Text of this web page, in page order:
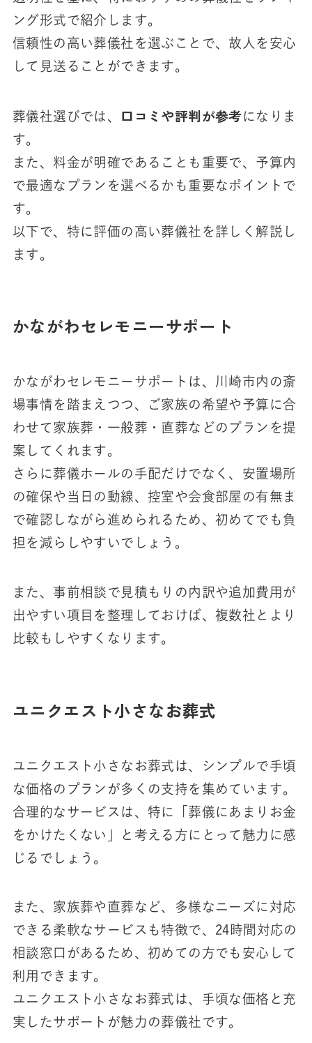
ング形式で紹介します。
信頼性の高い葬儀社を選ぶことで、故人を安心
して見送ることができます。
葬儀社選びでは、 口コミや評判が参考 になりま
す。
また、料金が明確であることも重要で、予算内
で最適なプランを選べるかも重要なポイントで
す。
以下で、特に評価の高い葬儀社を詳しく解説し
ます。
かながわセレモニーサポート
かながわセレモニーサポートは、川崎市内の斎
場事情を踏まえつつ、ご家族の希望や予算に合
わせて家族葬・一般葬・直葬などのプランを提
案してくれます。
さらに葬儀ホールの手配だけでなく、安置場所
の確保や当日の動線、控室や会食部屋の有無ま
で確認しながら進められるため、初めてでも負
担を減らしやすいでしょう。
また、事前相談で見積もりの内訳や追加費用が
出やすい項目を整理しておけば、複数社とより
比較もしやすくなります。
ユニクエスト小さなお葬式
ユニクエスト小さなお葬式は、シンプルで手頃
な価格のプランが多くの支持を集めています。
合理的なサービスは、特に「葬儀にあまりお金
をかけたくない」と考える方にとって魅力に感
じるでしょう。
また、家族葬や直葬など、多様なニーズに対応
できる柔軟なサービスも特徴で、24時間対応の
相談窓口があるため、初めての方でも安心して
利用できます。
ユニクエスト小さなお葬式は、手頃な価格と充
実したサポートが魅力の葬儀社です。